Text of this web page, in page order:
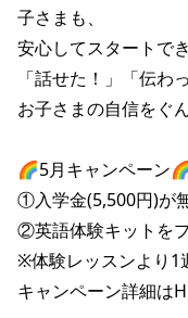
子さまも、
安心してスタートで
「話せた！」「伝わ
お子さまの自信をぐ
🌈5月キャンペーン
①入学金(5,500円)が
②英語体験キットを
※体験レッスンより1
キャンペーン詳細は